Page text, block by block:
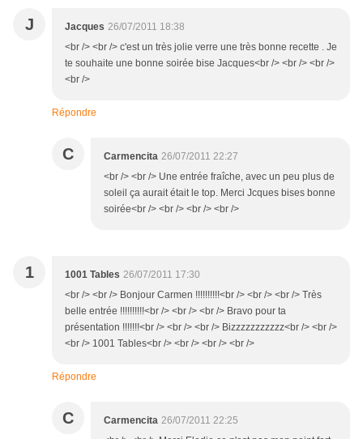
J Jacques 26/07/2011 18:38
<br /> <br /> c'est un très jolie verre une très bonne recette . Je
te souhaite une bonne soirée bise Jacques<br /> <br /> <br />
<br />
Répondre
C Carmencita 26/07/2011 22:27
<br /> <br /> Une entrée fraîche, avec un peu plus de
soleil ça aurait était le top. Merci Jcques bises bonne
soirée<br /> <br /> <br /> <br />
1 1001 Tables 26/07/2011 17:30
<br /> <br /> Bonjour Carmen !!!!!!!!!!<br /> <br /> <br /> Très
belle entrée !!!!!!!!!!<br /> <br /> <br /> Bravo pour ta
présentation !!!!!!!<br /> <br /> <br /> Bizzzzzzzzzzz<br /> <br />
<br /> 1001 Tables<br /> <br /> <br /> <br />
Répondre
C Carmencita 26/07/2011 22:25